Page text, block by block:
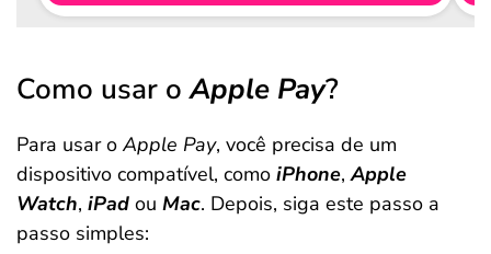
Como usar oApple Pay?
Para usar oApple Pay, você precisa de um
dispositivo compatível, como iPhone,Apple
Watch, iPad ou Mac. Depois, siga este passo a
passo simples: